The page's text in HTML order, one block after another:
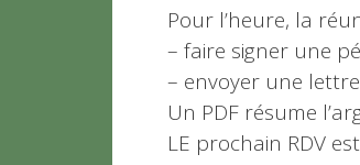
Pour l’heure, la
– faire signer une
– envoyer une
Un PDF résume
LE prochain RDV